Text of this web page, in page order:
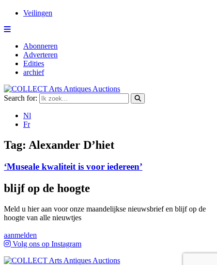
Veilingen
Abonneren
Adverteren
Edities
archief
Search for:
Nl
Fr
Tag: Alexander D’hiet
‘Museale kwaliteit is voor iedereen’
blijf op de hoogte
Meld u hier aan voor onze maandelijkse nieuwsbrief en blijf op de
hoogte van alle nieuwtjes
aanmelden
Volg ons op Instagram